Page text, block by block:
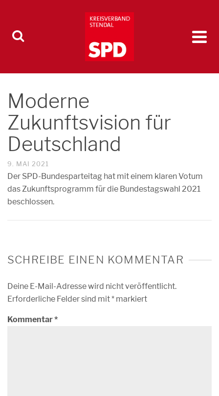
Moderne
Zukunftsvision für
Deutschland
9. MAI 2021
Der SPD-Bundesparteitag hat mit einem klaren Votum
das Zukunftsprogramm für die Bundestagswahl 2021
beschlossen.
SCHREIBE EINEN KOMMENTAR
Deine E-Mail-Adresse wird nicht veröffentlicht.
Erforderliche Felder sind mit* markiert
Kommentar*